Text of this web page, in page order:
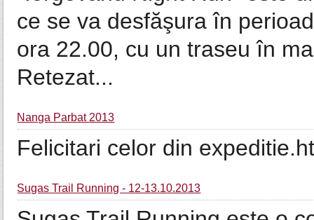
ce se va desfăşura în
ora 22.00, cu un traseu în
Retezat...
Nanga Parbat 2013
Felicitari celor din
Sugas Trail Running - 12-13.10.2013